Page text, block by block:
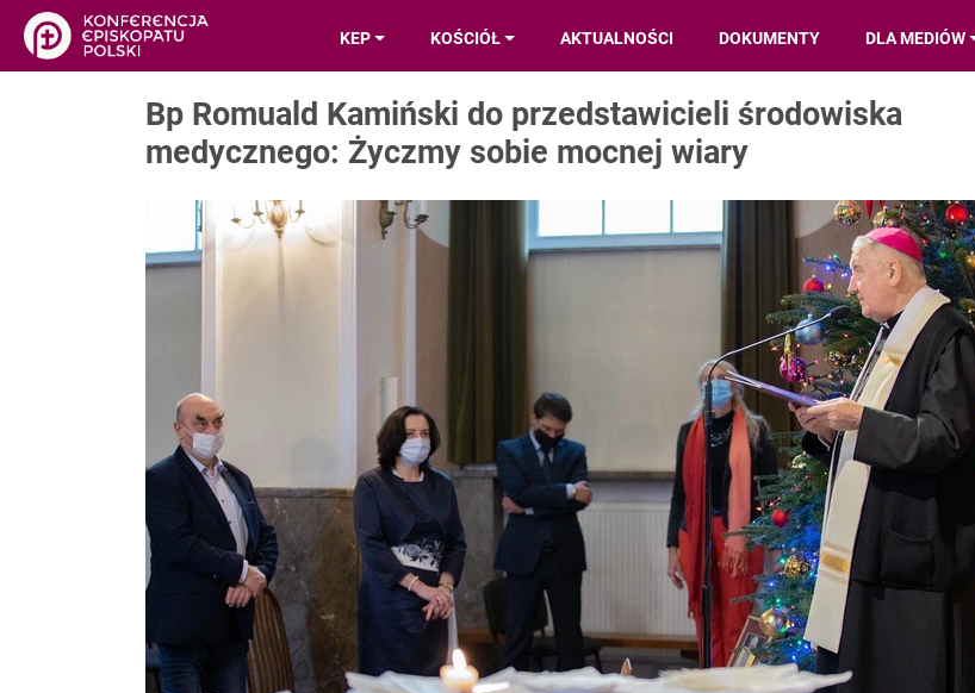
KEP KOŚCIÓŁ AKTUALNOŚCI DOKUMENTY DLA MEDIÓW
Bp Romuald Kamiński do przedstawicieli środowiska
medycznego: Życzmy sobie mocnej wiary